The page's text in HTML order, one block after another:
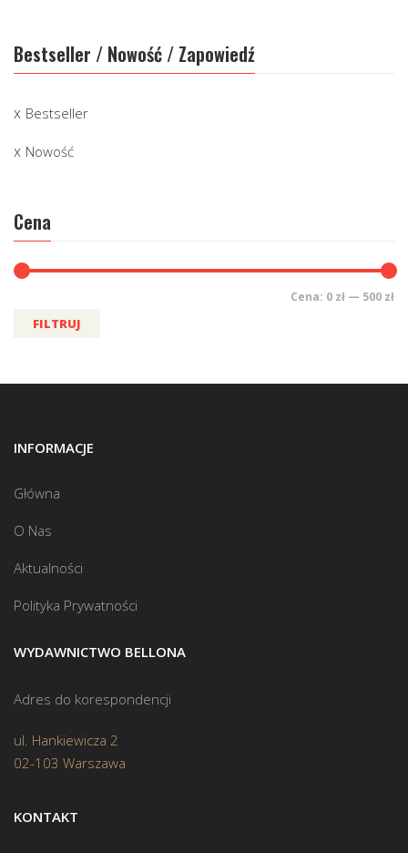
Bestseller / Nowość / Zapowiedź
Bestseller
Nowość
Cena
FILTRUJ
Cena: 0 zł — 500 zł
INFORMACJE
Główna
O Nas
Aktualności
Polityka Prywatności
WYDAWNICTWO BELLONA
Adres do korespondencji
ul. Hankiewicza 2
02-103 Warszawa
KONTAKT